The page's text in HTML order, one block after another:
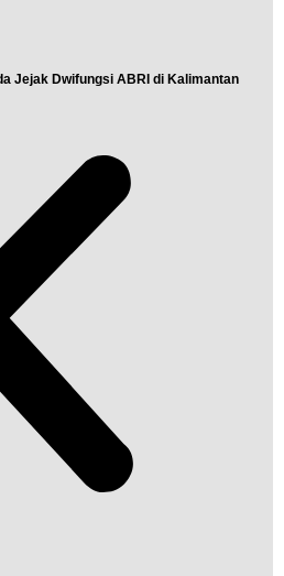
Jejak Dwifungsi ABRI di Kalimantan